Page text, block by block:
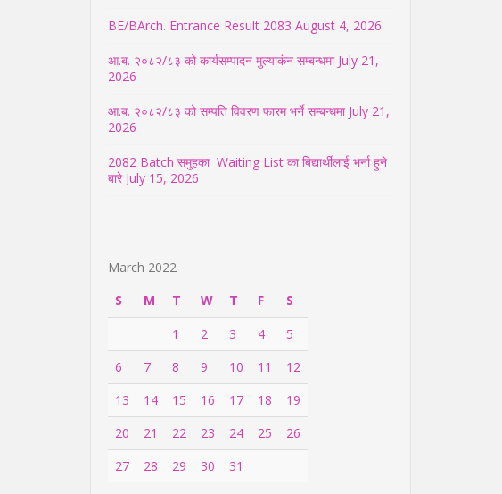
BE/BArch. Entrance Result 2083 August 4, 2026
आ.ब. २०८२/८३ को कार्यसम्पादन मुल्याकंन सम्बन्धमा July 21,
2026
आ.ब. २०८२/८३ को सम्पति विवरण फारम भर्ने सम्बन्धमा July 21,
2026
2082 Batch समुहका Waiting List का बिद्यार्थीलाई भर्ना हुने
बारे July 15, 2026
March 2022
S
M T W T F
S
1
2 3 4
5
6
7 8 9 10 11
12
13
14 15 16 17 18
19
20
21 22 23 24 25
26
27
28 29 30 31